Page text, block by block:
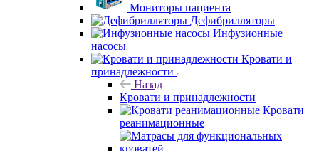
Мониторы пациента
Дефибрилляторы
Инфузионные
насосы
Кровати и
принадлежности
Назад
Кровати и принадлежности
Кровати
реанимационные